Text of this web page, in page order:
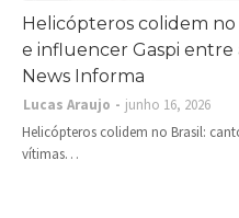
Helicópteros colidem
e influencer Gaspi entre
News Informa
Lucas Araujo
junho 16, 2026
Helicópteros colidem no Brasil:
vítimas…